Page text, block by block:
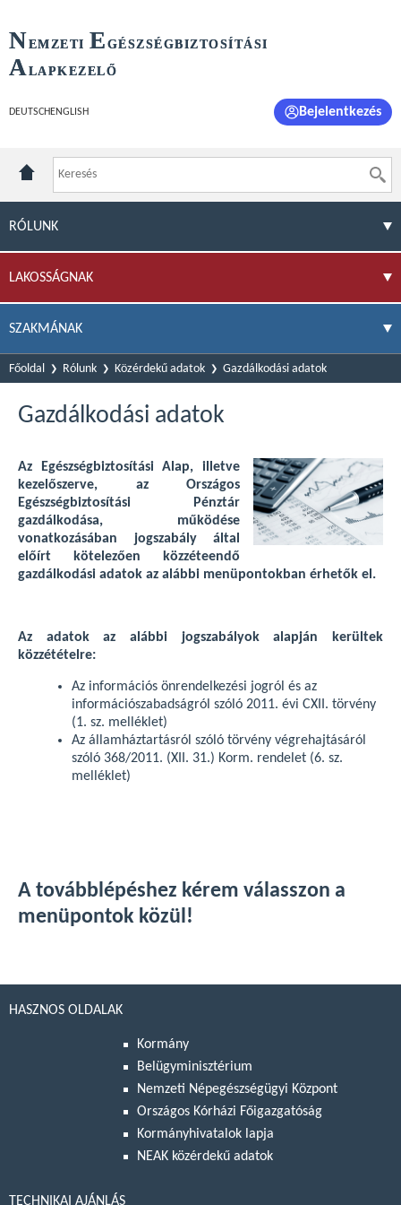
NEMZETI E GÉSZSÉGBIZTOSÍTÁSI
ALAPKEZELŐ
DEUTSCH ENGLISH Bejelentkezés
RÓLUNK
LAKOSSÁGNAK
SZAKMÁNAK
Főoldal Rólunk Közérdekű adatok Gazdálkodási adatok
Gazdálkodási adatok
Az Egészségbiztosítási Alap, illetve
kezelőszerve, az Országos
Egészségbiztosítási Pénztár
gazdálkodása, működése
vonatkozásában jogszabály által
előírt kötelezően közzéteendő
gazdálkodási adatok az alábbi menüpontokban érhetők el.
Az adatok az alábbi jogszabályok alapján kerültek
közzétételre:
Az információs önrendelkezési jogról és az
információszabadságról szóló 2011. évi CXII. törvény
(1. sz. melléklet)
Az államháztartásról szóló törvény végrehajtásáról
szóló 368/2011. (XII. 31.) Korm. rendelet (6. sz.
melléklet)
A továbblépéshez kérem válasszon a
menüpontok közül!
HASZNOS OLDALAK
Kormány
Belügyminisztérium
Nemzeti Népegészségügyi Központ
Országos Kórházi Főigazgatóság
Kormányhivatalok lapja
NEAK közérdekű adatok
TECHNIKAI AJÁNLÁS